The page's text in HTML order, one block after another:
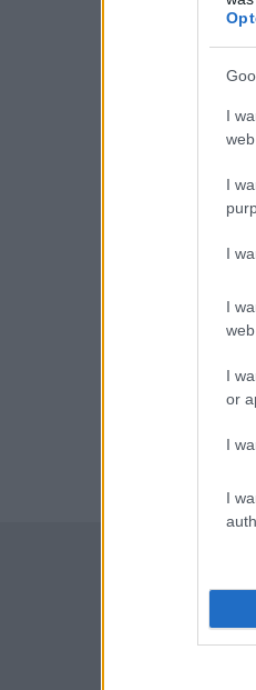
I
I
I
I
I
or
I
I